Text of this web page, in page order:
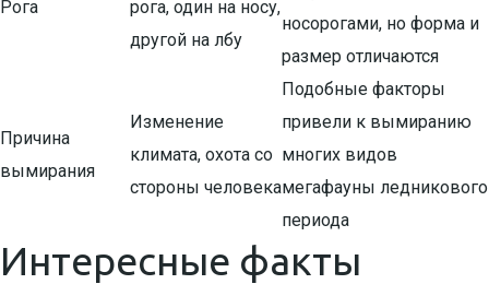
Рога
рога, один на носу,
другой на лбу
носорогами, но форма и
размер отличаются
Причина
вымирания
Изменение
климата, охота со
стороны человека
Подобные факторы
привели к вымиранию
многих видов
мегафауны ледникового
периода
Интересные факты